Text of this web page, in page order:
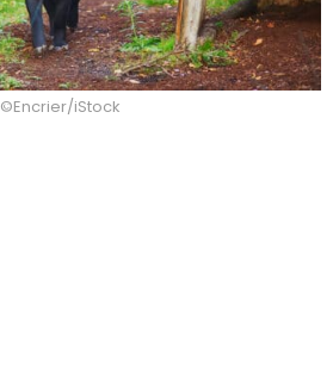
©Encrier/iStock